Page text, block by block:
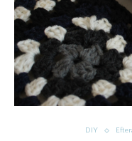
DIY